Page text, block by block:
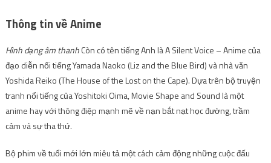
Thông tin về Anime
Hình dạng âm thanhCòn có tên tiếng Anh là A Silent Voice – Anime của
đạo diễn nổi tiếng Yamada Naoko (Liz and the Blue Bird) và nhà văn
Yoshida Reiko (The House of the Lost on the Cape). Dựa trên bộ truyện
tranh nổi tiếng của Yoshitoki Oima, Movie Shape and Sound là một
anime hay với thông điệp mạnh mẽ về nạn bắt nạt học đường, trầm
cảm và sự tha thứ.
Bộ phim về tuổi mới lớn miêu tả một cách cảm động những cuộc đấu